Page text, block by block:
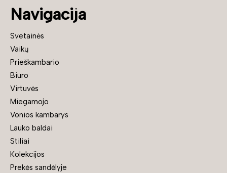
Navigacija
Svetainės
Vaikų
Prieškambario
Biuro
Virtuvės
Miegamojo
Vonios kambarys
Lauko baldai
Stiliai
Kolekcijos
Prekės sandėlyje